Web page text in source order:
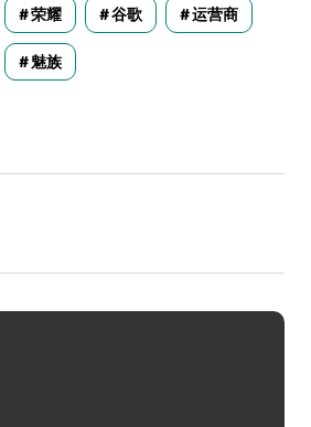
荣耀 谷歌 运营商
魅族